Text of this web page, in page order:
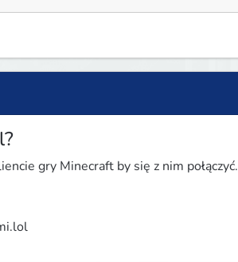
gry Minecraft by się z nim połączyć.